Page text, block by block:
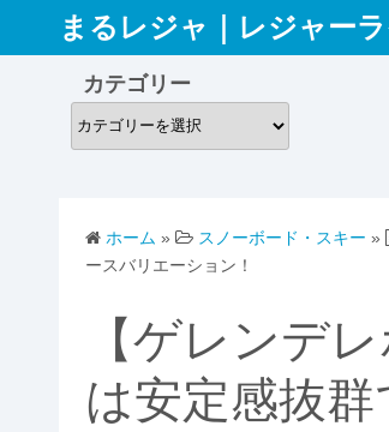
まるレジャ｜レジャー
カテゴリー
カ
テ
ー
ホーム » スノーボード・スキー »
ースバリエーション！
【ゲレンデ
は安定感抜